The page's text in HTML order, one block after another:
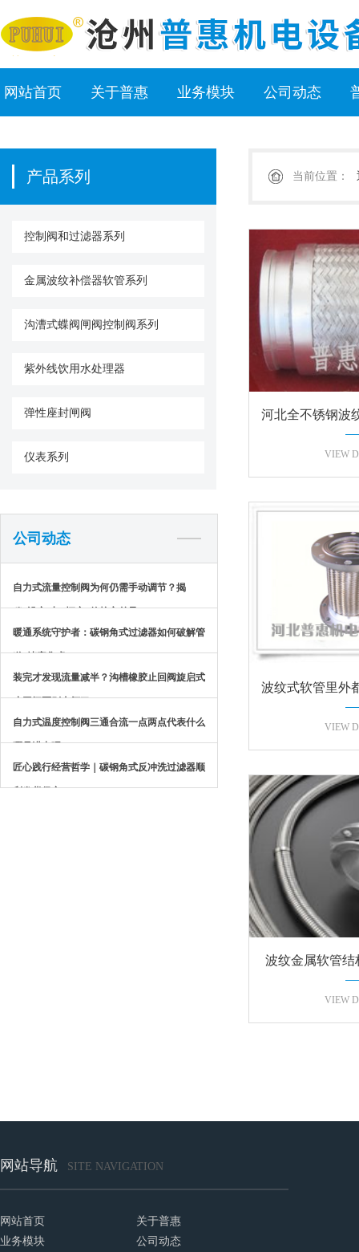
网站首页 关于普惠 业务模块 公司动态
产品系列
控制阀和过滤器系列
金属波纹补偿器软管系列
沟漕式蝶阀闸阀控制阀系列
紫外线饮用水处理器
弹性座封闸阀
仪表系列
公司动态
自力式流量控制阀为何仍需手动调节？揭
秘“设定”与“恒定”的核心差异
暖通系统守护者：碳钢角式过滤器如何破解管
道“堵塞焦虑”？
装完才发现流量减半？沟槽橡胶止回阀旋启式
止回阀区别太坏了
自力式温度控制阀三通合流一点两点代表什么
哪是进出呢？
匠心践行经营哲学｜碳钢角式反冲洗过滤器顺
利发货保定
当前位置：
河北全不锈钢波
VIEW
波纹式软管里外
VIEW
波纹金属软管结
纹软管
VIEW
网站导航 SITE NAVIGATION
网站首页
关于普惠
业务模块
公司动态